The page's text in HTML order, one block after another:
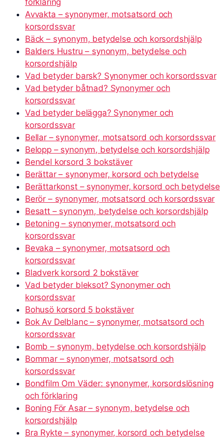
Avvakta – synonymer, motsatsord och
korsordssvar
Bäck – synonym, betydelse och korsordshjälp
Balders Hustru – synonym, betydelse och
korsordshjälp
Vad betyder barsk? Synonymer och korsordssvar
Vad betyder båtnad? Synonymer och
korsordssvar
Vad betyder belägga? Synonymer och
korsordssvar
Bellar – synonymer, motsatsord och korsordssvar
Belopp – synonym, betydelse och korsordshjälp
Bendel korsord 3 bokstäver
Berättar – synonymer, korsord och betydelse
Berättarkonst – synonymer, korsord och betydelse
Berör – synonymer, motsatsord och korsordssvar
Besatt – synonym, betydelse och korsordshjälp
Betoning – synonymer, motsatsord och
korsordssvar
Bevaka – synonymer, motsatsord och
korsordssvar
Bladverk korsord 2 bokstäver
Vad betyder bleksot? Synonymer och
korsordssvar
Bohusö korsord 5 bokstäver
Bok Av Delblanc – synonymer, motsatsord och
korsordssvar
Bomb – synonym, betydelse och korsordshjälp
Bommar – synonymer, motsatsord och
korsordssvar
Bondfilm Om Väder: synonymer, korsordslösning
och förklaring
Boning För Asar – synonym, betydelse och
korsordshjälp
Bra Rykte – synonymer, korsord och betydelse